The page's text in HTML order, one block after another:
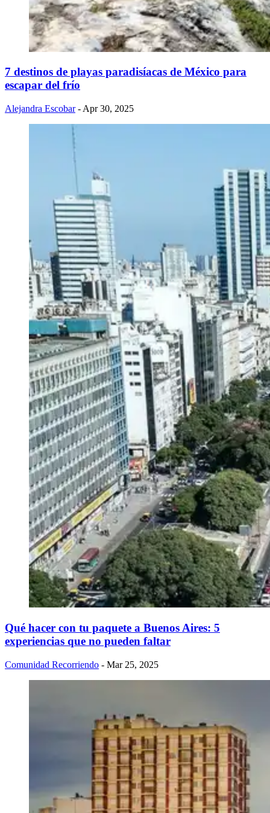
7 destinos de playas paradisíacas de México para
escapar del frío
Alejandra Escobar - Apr 30, 2025
Qué hacer con tu paquete a Buenos Aires: 5
experiencias que no pueden faltar
Comunidad Recorriendo - Mar 25, 2025